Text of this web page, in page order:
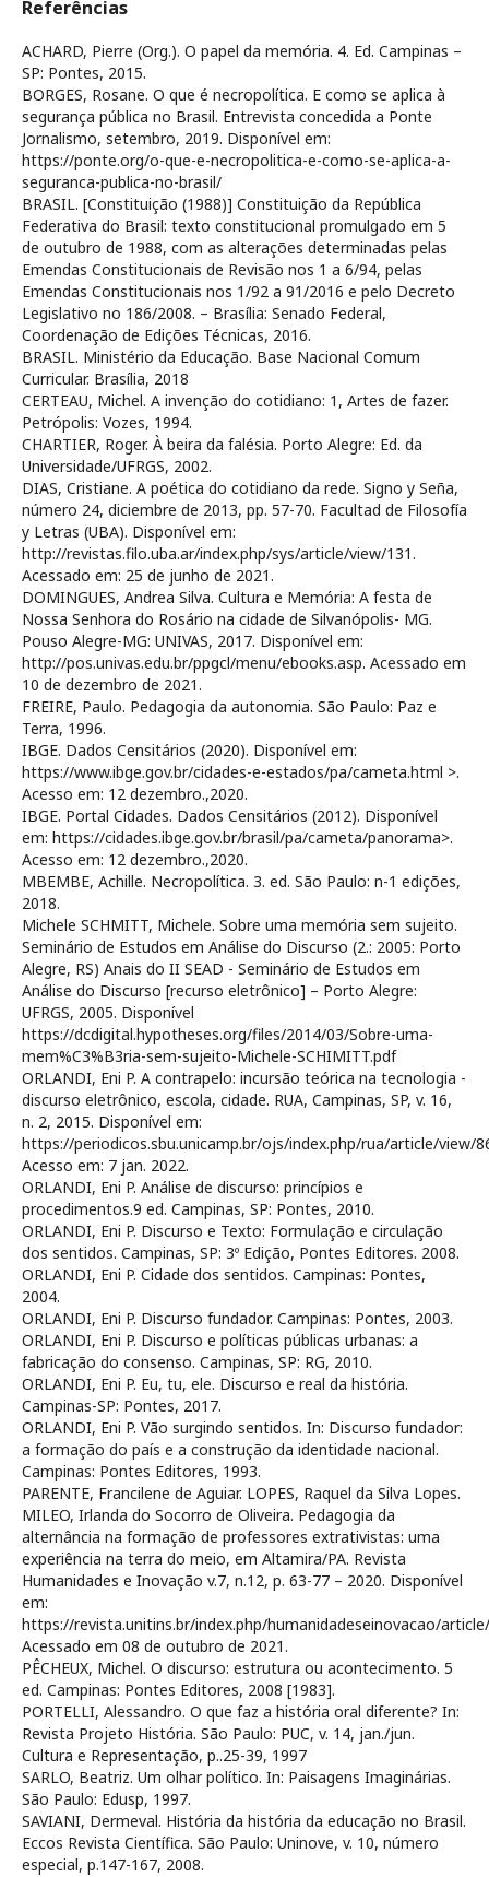
Referências
ACHARD, Pierre (Org.). O papel da memória. 4. Ed. Campinas –
SP: Pontes, 2015.
BORGES, Rosane. O que é necropolítica. E como se aplica à
segurança pública no Brasil. Entrevista concedida a Ponte
Jornalismo, setembro, 2019. Disponível em:
https://ponte.org/o-que-e-necropolitica-e-como-se-aplica-a-
seguranca-publica-no-brasil/
BRASIL. [Constituição (1988)] Constituição da República
Federativa do Brasil: texto constitucional promulgado em 5
de outubro de 1988, com as alterações determinadas pelas
Emendas Constitucionais de Revisão nos 1 a 6/94, pelas
Emendas Constitucionais nos 1/92 a 91/2016 e pelo Decreto
Legislativo no 186/2008. – Brasília: Senado Federal,
Coordenação de Edições Técnicas, 2016.
BRASIL. Ministério da Educação. Base Nacional Comum
Curricular. Brasília, 2018
CERTEAU, Michel. A invenção do cotidiano: 1, Artes de fazer.
Petrópolis: Vozes, 1994.
CHARTIER, Roger. À beira da falésia. Porto Alegre: Ed. da
Universidade/UFRGS, 2002.
DIAS, Cristiane. A poética do cotidiano da rede. Signo y Seña,
número 24, diciembre de 2013, pp. 57-70. Facultad de Filosofía
y Letras (UBA). Disponível em:
http://revistas.filo.uba.ar/index.php/sys/article/view/131.
Acessado em: 25 de junho de 2021.
DOMINGUES, Andrea Silva. Cultura e Memória: A festa de
Nossa Senhora do Rosário na cidade de Silvanópolis- MG.
Pouso Alegre-MG: UNIVAS, 2017. Disponível em:
http://pos.univas.edu.br/ppgcl/menu/ebooks.asp. Acessado em
10 de dezembro de 2021.
FREIRE, Paulo. Pedagogia da autonomia. São Paulo: Paz e
Terra, 1996.
IBGE. Dados Censitários (2020). Disponível em:
https://www.ibge.gov.br/cidades-e-estados/pa/cameta.html >.
Acesso em: 12 dezembro.,2020.
IBGE. Portal Cidades. Dados Censitários (2012). Disponível
em: https://cidades.ibge.gov.br/brasil/pa/cameta/panorama>.
Acesso em: 12 dezembro.,2020.
MBEMBE, Achille. Necropolítica. 3. ed. São Paulo: n-1 edições,
2018.
Michele SCHMITT, Michele. Sobre uma memória sem sujeito.
Seminário de Estudos em Análise do Discurso (2.: 2005: Porto
Alegre, RS) Anais do II SEAD - Seminário de Estudos em
Análise do Discurso [recurso eletrônico] – Porto Alegre:
UFRGS, 2005. Disponível
https://dcdigital.hypotheses.org/files/2014/03/Sobre-uma-
mem%C3%B3ria-sem-sujeito-Michele-SCHIMITT.pdf
ORLANDI, Eni P. A contrapelo: incursão teórica na tecnologia -
discurso eletrônico, escola, cidade. RUA, Campinas, SP, v. 16,
n. 2, 2015. Disponível em:
https://periodicos.sbu.unicamp.br/ojs/index.php/rua/article/view/
Acesso em: 7 jan. 2022.
ORLANDI, Eni P. Análise de discurso: princípios e
procedimentos.9 ed. Campinas, SP: Pontes, 2010.
ORLANDI, Eni P. Discurso e Texto: Formulação e circulação
dos sentidos. Campinas, SP: 3º Edição, Pontes Editores. 2008.
ORLANDI, Eni P. Cidade dos sentidos. Campinas: Pontes,
2004.
ORLANDI, Eni P. Discurso fundador. Campinas: Pontes, 2003.
ORLANDI, Eni P. Discurso e políticas públicas urbanas: a
fabricação do consenso. Campinas, SP: RG, 2010.
ORLANDI, Eni P. Eu, tu, ele. Discurso e real da história.
Campinas-SP: Pontes, 2017.
ORLANDI, Eni P. Vão surgindo sentidos. In: Discurso fundador:
a formação do país e a construção da identidade nacional.
Campinas: Pontes Editores, 1993.
PARENTE, Francilene de Aguiar. LOPES, Raquel da Silva Lopes.
MILEO, Irlanda do Socorro de Oliveira. Pedagogia da
alternância na formação de professores extrativistas: uma
experiência na terra do meio, em Altamira/PA. Revista
Humanidades e Inovação v.7, n.12, p. 63-77 – 2020. Disponível
em:
https://revista.unitins.br/index.php/humanidadeseinovacao/
Acessado em 08 de outubro de 2021.
PÊCHEUX, Michel. O discurso: estrutura ou acontecimento. 5
ed. Campinas: Pontes Editores, 2008 [1983].
PORTELLI, Alessandro. O que faz a história oral diferente? In:
Revista Projeto História. São Paulo: PUC, v. 14, jan./jun.
Cultura e Representação, p..25-39, 1997
SARLO, Beatriz. Um olhar político. In: Paisagens Imaginárias.
São Paulo: Edusp, 1997.
SAVIANI, Dermeval. História da história da educação no Brasil.
Eccos Revista Científica. São Paulo: Uninove, v. 10, número
especial, p.147-167, 2008.